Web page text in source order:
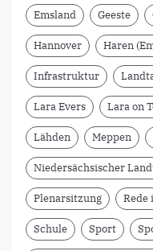
Emsland Geeste
Hannover Haren
Infrastruktur
Lara Evers Lara on
Lähden Meppen
Niedersächsischer
Plenarsitzung Rede
Schule Sport